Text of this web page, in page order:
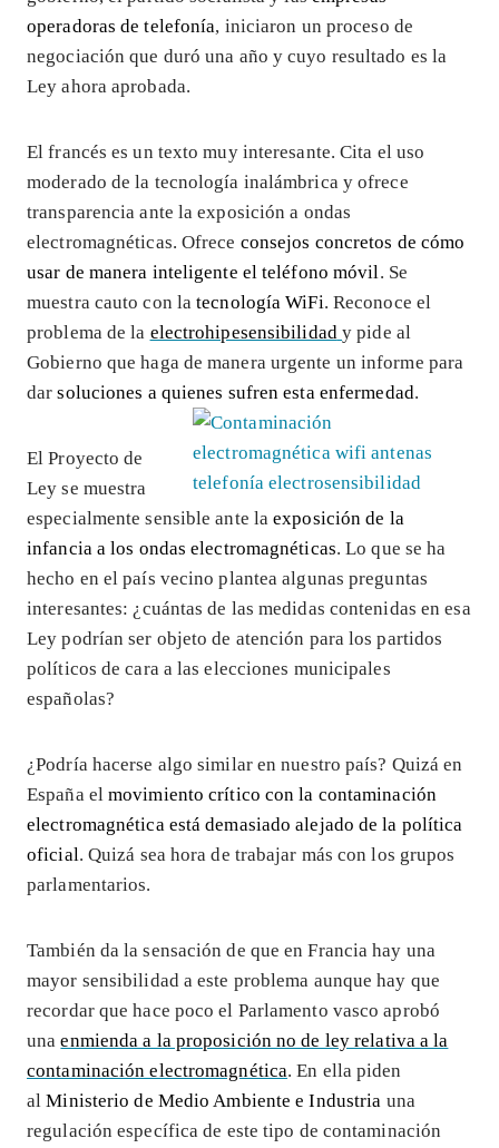
operadoras de telefonía, iniciaron un proceso de
negociación que duró una año y cuyo resultado es la
Ley ahora aprobada.
El francés es un texto muy interesante. Cita el uso
moderado de la tecnología inalámbrica y ofrece
transparencia ante la exposición a ondas
electromagnéticas. Ofrece consejos concretos de cómo
usar de manera inteligente el teléfono móvil . Se
muestra cauto con latecnología WiFi. Reconoce el
problema de la electrohipesensibilidad y pide al
Gobierno que haga de manera urgente un informe para
darsoluciones a quienes sufren esta enfermedad.
El Proyecto de
Ley se muestra
especialmente sensible ante laexposición de la
infancia a los ondas electromagnéticas. Lo que se ha
hecho en el país vecino plantea algunas preguntas
interesantes: ¿cuántas de las medidas contenidas en esa
Ley podrían ser objeto de atención para los partidos
políticos de cara a las elecciones municipales
españolas?
¿Podría hacerse algo similar en nuestro país? Quizá en
España elmovimiento crítico con la contaminación
electromagnética está demasiado alejado de la política
oficial. Quizá sea hora de trabajar más con los grupos
parlamentarios.
También da la sensación de que en Francia hay una
mayor sensibilidad a este problema aunque hay que
recordar que hace poco el Parlamento vasco aprobó
unaenmienda a la proposición no de ley relativa a la
contaminación electromagnética. En ella piden
alMinisterio de Medio Ambiente e Industria una
regulación específica de este tipo de contaminación